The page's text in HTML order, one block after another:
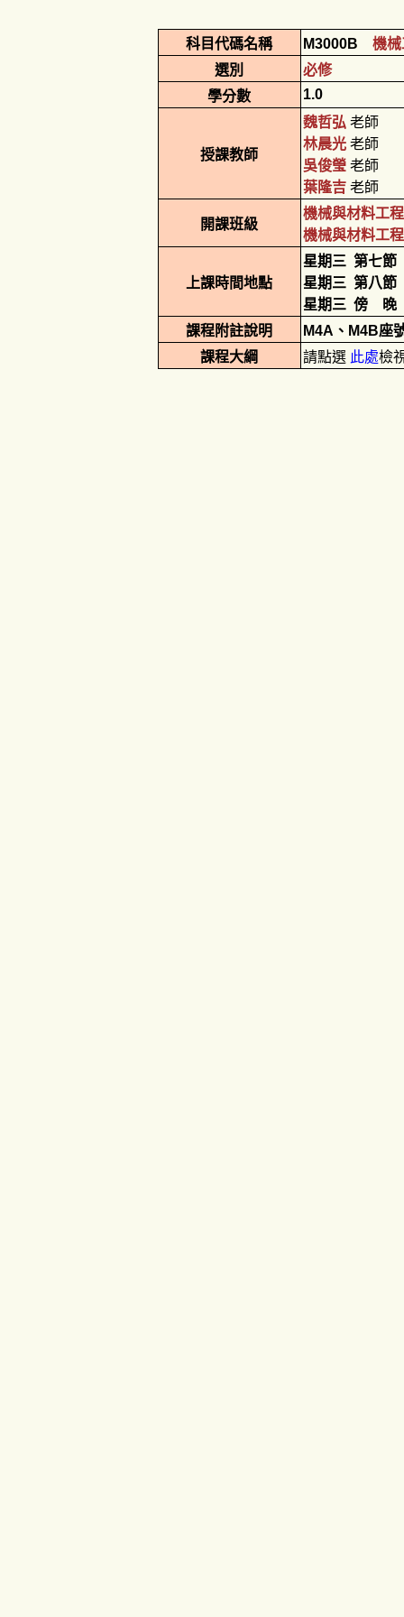
科目代碼名稱 M3000B
機
選別
必修
學分數
1.0
授課教師
魏哲弘老師
林晨光老師
吳俊瑩老師
葉隆吉老師
開課班級
機械與材料工
機械與材料工
上課時間地點
星期三 第七節
星期三 第八節
星期三 傍 晚
課程附註說明
M4A、M4B座
課程大綱
請點選 此處檢